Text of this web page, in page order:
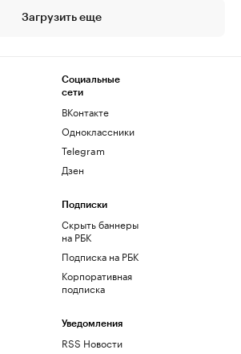
Загрузить еще
Социальные
сети
ВКонтакте
Одноклассники
Telegram
Дзен
Подписки
Скрыть баннеры
на РБК
Подписка на РБК
Корпоративная
подписка
Уведомления
RSS Новости